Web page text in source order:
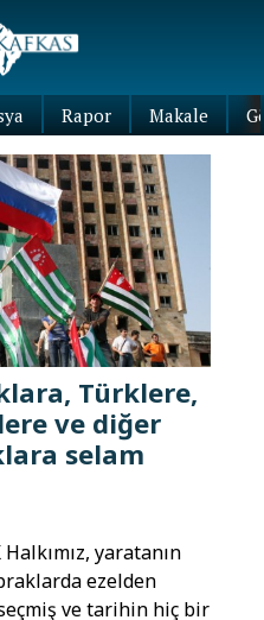
Rapor Makale
Türklere,
ve diğer
selam
yaratanın
ezelden
ve tarihin hiç bir